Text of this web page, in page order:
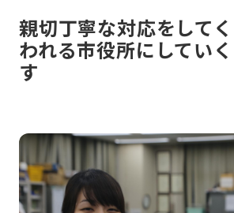
親切丁寧な対応をして
われる市役所にしてい
す